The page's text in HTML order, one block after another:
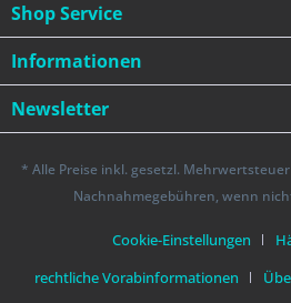
Shop Service
Informationen
Newsletter
* Alle Preise inkl. gesetzl. Mehrwertsteuer
Nachnahmegebühren, wenn
Cookie-Einstellungen
rechtliche Vorabinformationen